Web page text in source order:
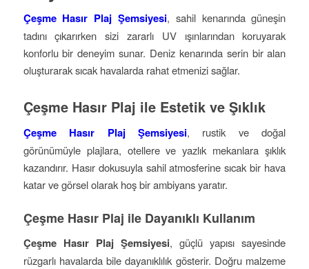
Çeşme Hasır Plaj Şemsiyesi, sahil kenarında güneşin
tadını çıkarırken sizi zararlı UV ışınlarından koruyarak
konforlu bir deneyim sunar. Deniz kenarında serin bir alan
oluşturarak sıcak havalarda rahat etmenizi sağlar.
Çeşme Hasır Plaj ile Estetik ve Şıklık
Çeşme Hasır Plaj Şemsiyesi, rustik ve doğal
görünümüyle plajlara, otellere ve yazlık mekanlara şıklık
kazandırır. Hasır dokusuyla sahil atmosferine sıcak bir hava
katar ve görsel olarak hoş bir ambiyans yaratır.
Çeşme Hasır Plaj ile Dayanıklı Kullanım
Çeşme Hasır Plaj Şemsiyesi, güçlü yapısı sayesinde
rüzgarlı havalarda bile dayanıklılık gösterir. Doğru malzeme